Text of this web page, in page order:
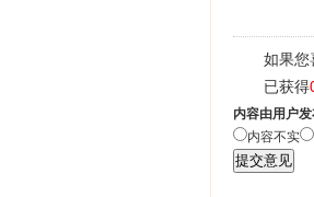
如果您
已获得
内容由用户
内容不实